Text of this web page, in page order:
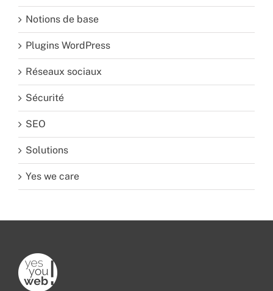
Notions de base
Plugins WordPress
Réseaux sociaux
Sécurité
SEO
Solutions
Yes we care